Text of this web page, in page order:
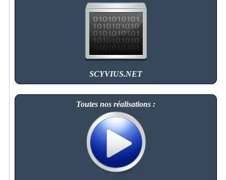
SCYVIUS.NET
Toutes nos réalisations :